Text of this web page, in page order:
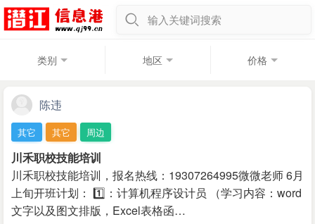
输入关键词搜索
类别 地区 价格
陈违
其它 其它 周边
川禾职校技能培训
川禾职校技能培训，报名热线：19307264995微微老师 6月
上旬开班计划： 1️⃣：计算机程序设计员 （学习内容：word
文字以及图文排版，Excel表格函…